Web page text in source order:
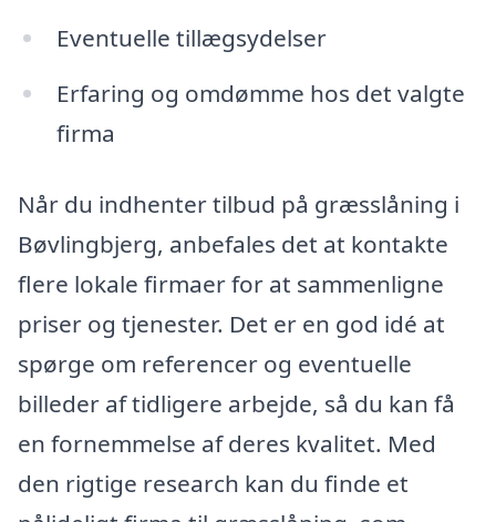
Eventuelle tillægsydelser
Erfaring og omdømme hos det valgte
firma
Når du indhenter tilbud på græsslåning i
Bøvlingbjerg, anbefales det at kontakte
flere lokale firmaer for at sammenligne
priser og tjenester. Det er en god idé at
spørge om referencer og eventuelle
billeder af tidligere arbejde, så du kan få
en fornemmelse af deres kvalitet. Med
den rigtige research kan du finde et